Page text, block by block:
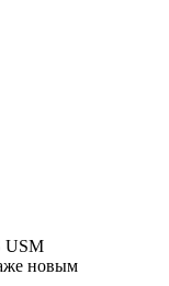
USM
новым